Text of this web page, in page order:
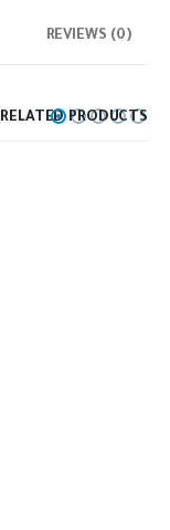
REVIEWS (0)
RELATED PRODUCTS